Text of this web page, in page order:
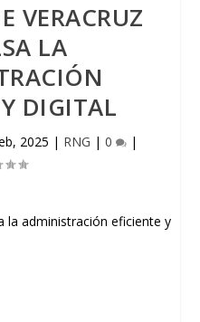
VERACRUZ
LA
DIGITAL
2025 | RNG | 0 |